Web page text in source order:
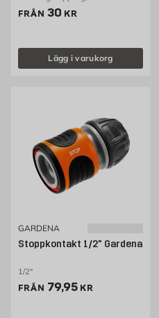
FRÅN Pris 30 kr
30 KR
Lägg i varukorg
GARDENA
Stoppkontakt 1/2" Gardena
1/2"
FRÅN Pris 79.95 kr
79,95 KR